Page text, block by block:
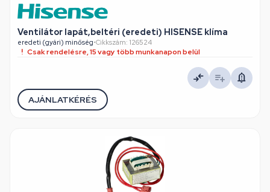
Ventilátor lapát,beltéri (eredeti) HISENSE klíma
eredeti (gyári) minőség•Cikkszám: 126524
Csak rendelésre, 15 vagy több munkanapon belül
AJÁNLATKÉRÉS